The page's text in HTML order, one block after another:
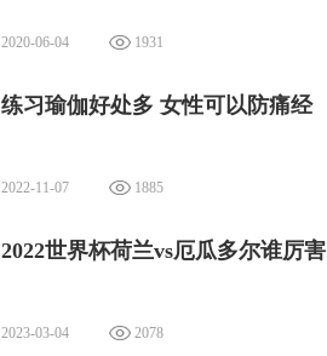
2020-06-04 1931
练习瑜伽好处多 女性可以防痛经
2022-11-07 1885
2022世界杯荷兰vs厄瓜多尔谁厉害
2023-03-04 2078